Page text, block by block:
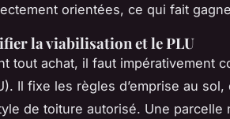
orientées, ce qui fait
la viabilisation et le PLU
tout achat, il faut impérativement
Il fixe les règles d’emprise au
de toiture autorisé. Une